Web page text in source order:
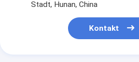
Stadt, Hunan, China
Kontakt